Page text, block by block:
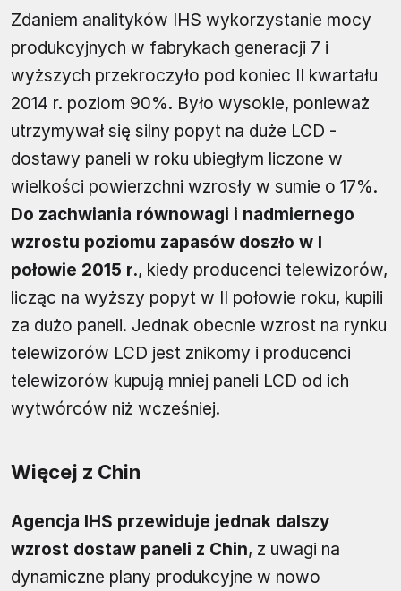
Zdaniem analityków IHS wykorzystanie mocy
produkcyjnych w fabrykach generacji 7 i
wyższych przekroczyło pod koniec II kwartału
2014 r. poziom 90%. Było wysokie, ponieważ
utrzymywał się silny popyt na duże LCD -
dostawy paneli w roku ubiegłym liczone w
wielkości powierzchni wzrosły w sumie o 17%.
Do zachwiania równowagi i nadmiernego
wzrostu poziomu zapasów doszło w I
połowie 2015 r., kiedy producenci telewizorów,
licząc na wyższy popyt w II połowie roku, kupili
za dużo paneli. Jednak obecnie wzrost na rynku
telewizorów LCD jest znikomy i producenci
telewizorów kupują mniej paneli LCD od ich
wytwórców niż wcześniej.
Więcej z Chin
Agencja IHS przewiduje jednak dalszy
wzrost dostaw paneli z Chin, z uwagi na
dynamiczne plany produkcyjne w nowo